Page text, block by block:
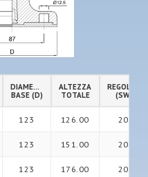
DIAMETRO
BASE (D)
ALTEZZA
TOTALE
(SW)
123 126.00 20
123 151.00 20
123 176.00 20